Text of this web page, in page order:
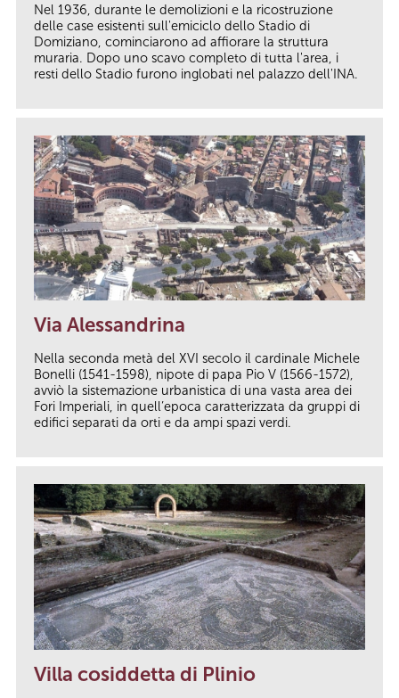
Nel 1936, durante le demolizioni e la ricostruzione
delle case esistenti sull'emiciclo dello Stadio di
Domiziano, cominciarono ad affiorare la struttura
muraria. Dopo uno scavo completo di tutta l'area, i
resti dello Stadio furono inglobati nel palazzo dell'INA.
Via Alessandrina
Nella seconda metà del XVI secolo il cardinale Michele
Bonelli (1541-1598), nipote di papa Pio V (1566-1572),
avviò la sistemazione urbanistica di una vasta area dei
Fori Imperiali, in quell’epoca caratterizzata da gruppi di
edifici separati da orti e da ampi spazi verdi.
Villa cosiddetta di Plinio